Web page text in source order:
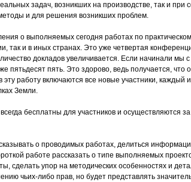
задач, возникших на производстве, так и при
и для решения возникших проблем.
о выполняемых сегодня работах по
так и в иных странах. Это уже четвертая
докладов увеличивается. Если начинали мы с
пятьдесят пять. Это здорово, ведь получается, что
работу включаются все новые участники, каждый
Земли.
бесплатны для участников и осуществляются за
о проводимых работах, делиться
работе рассказать о типе выполняемых
сделать упор на методических особенностях и
чьих-либо прав, но будет представлять